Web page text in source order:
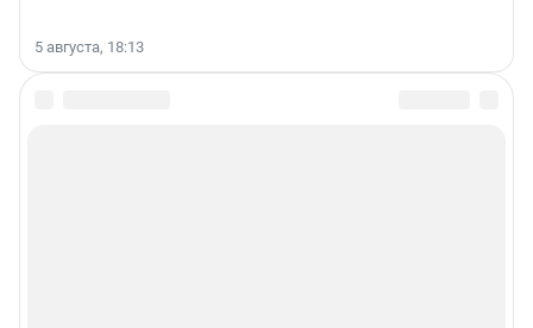
5 августа, 18:13